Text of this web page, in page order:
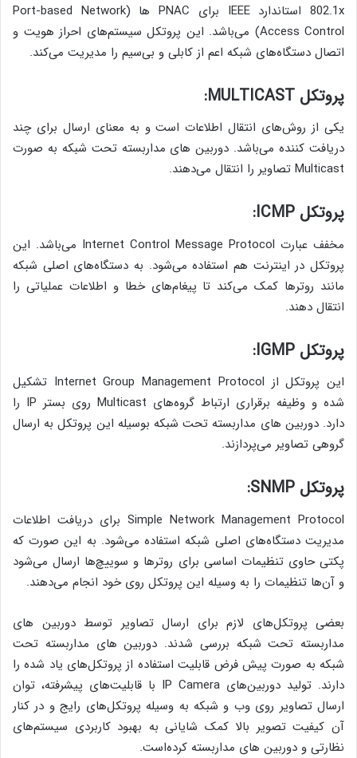
802.1x استاندارد IEEE برای PNAC ها (Port-based Network
Access Control) می‌باشد. این پروتکل سیستم‌های احراز هویت و
اتصال دستگاه‌های شبکه اعم از کابلی و بی‌سیم را مدیریت می‌کند.
پروتکل MULTICAST:
یکی از روش‌های انتقال اطلاعات است و به معنای ارسال برای چند
دریافت کننده می‌باشد. دوربین های مداربسته تحت شبکه به صورت
Multicast تصاویر را انتقال می‌دهند.
پروتکل ICMP:
مخفف عبارت Internet Control Message Protocol می‌باشد. این
پروتکل در اینترنت هم استفاده می‌شود. به دستگاه‌های اصلی شبکه
مانند روترها کمک می‌کند تا پیغام‌های خطا و اطلاعات عملیاتی را
انتقال دهند.
پروتکل IGMP:
این پروتکل از Internet Group Management Protocol تشکیل
شده و وظیفه برقراری ارتباط گروه‌های Multicast روی بستر IP را
دارد. دوربین های مداربسته تحت شبکه بوسیله این پروتکل به ارسال
گروهی تصاویر می‌پردازند.
پروتکل SNMP:
Simple Network Management Protocol برای دریافت اطلاعات
مدیریت دستگاه‌های اصلی شبکه استفاده می‌شود. به این صورت که
پکتی حاوی تنظیمات اساسی برای روترها و سوییچ‌ها ارسال می‌شود
و آن‌ها تنظیمات را به وسیله این پروتکل روی خود انجام می‌دهند.
بعضی پروتکل‌های لازم برای ارسال تصاویر توسط دوربین های
مداربسته تحت شبکه بررسی شدند. دوربین های مداربسته تحت
شبکه به صورت پیش فرض قابلیت استفاده از پروتکل‌های یاد شده را
دارند. تولید دوربین‌های IP Camera با قابلیت‌های پیشرفته، توان
ارسال تصاویر روی وب و شبکه به وسیله پروتکل‌های رایج و در کنار
آن کیفیت تصویر بالا کمک شایانی به بهبود کاربردی سیستم‌های
نظارتی و دوربین های مداربسته کرده‌است.